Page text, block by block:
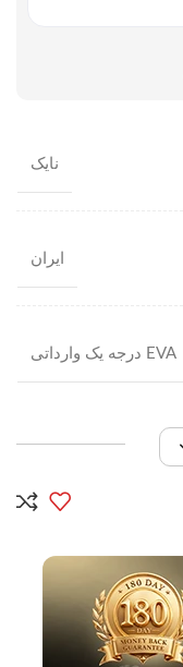
نایک
ایران
EVA درجه یک وارداتی